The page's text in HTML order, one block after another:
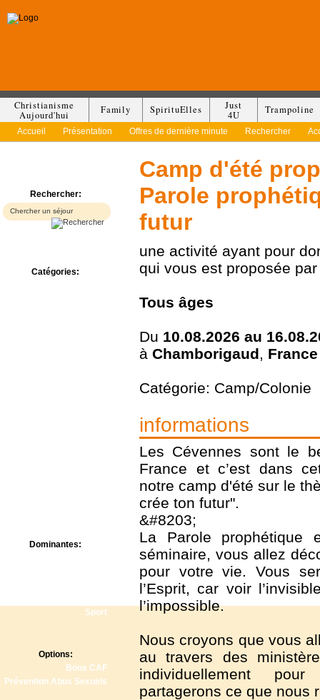
Christianisme
Aujourd'hui
Family SpirituElles
Just
4U
Trampoline
Accueil Présentation Offres de dernière minute Rechercher
Rechercher:
Catégories:
Dominantes:
Sport
Options:
Bons CAF
Prévention Abus Sexuels
Camp d'été
Parole
futur
une activité ayant pour
qui vous est proposée
Tous âges
Du 10.08.2026 au
à Chamborigaud, France
Catégorie: Camp/Colonie
informations
Les Cévennes sont le
France et c’est dans
notre camp d'été sur le
crée ton futur".
&#8203;
La Parole prophétique
séminaire, vous allez
pour votre vie. Vous
l’Esprit, car voir
l’impossible.
Nous croyons que vous
au travers des
individuellement
partagerons ce que nous